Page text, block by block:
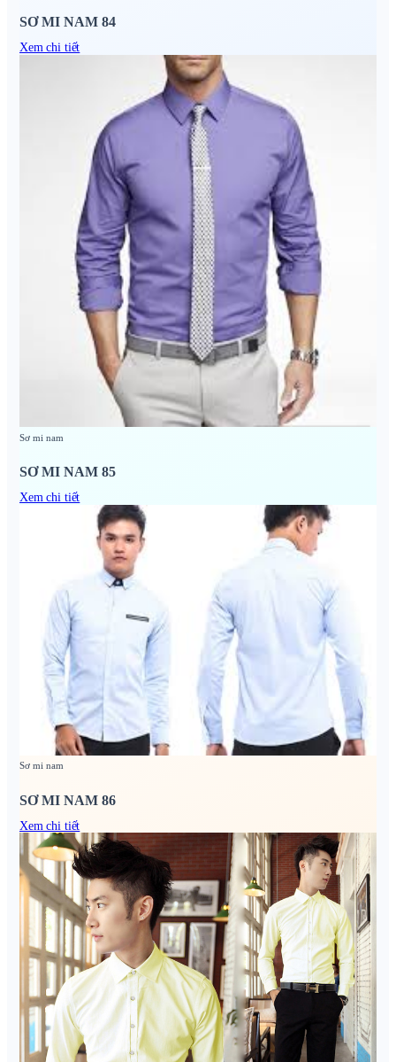
SƠ MI NAM 84
Xem chi tiết
Sơ mi nam
SƠ MI NAM 85
Xem chi tiết
Sơ mi nam
SƠ MI NAM 86
Xem chi tiết